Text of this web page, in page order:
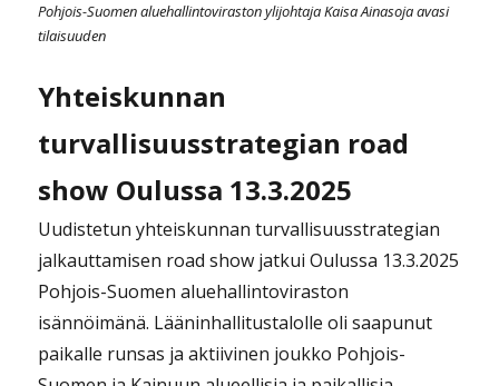
Pohjois-Suomen aluehallintoviraston ylijohtaja Kaisa Ainasoja avasi
tilaisuuden
Yhteiskunnan
turvallisuusstrategian road
show Oulussa 13.3.2025
Uudistetun yhteiskunnan turvallisuusstrategian
jalkauttamisen road show jatkui Oulussa 13.3.2025
Pohjois-Suomen aluehallintoviraston
isännöimänä. Lääninhallitustalolle oli saapunut
paikalle runsas ja aktiivinen joukko Pohjois-